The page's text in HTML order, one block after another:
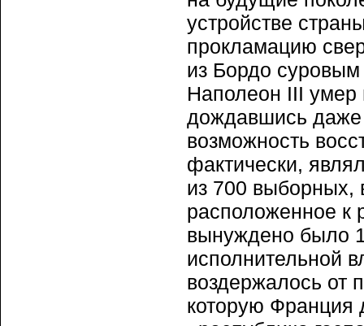
устройстве
прокламацию
из Бордо
Наполеон III умер
дождавшись даже
возможность
фактически,
из 700 выборных,
расположенное к
вынуждено было
исполнительной
воздержалось от
которую Франция